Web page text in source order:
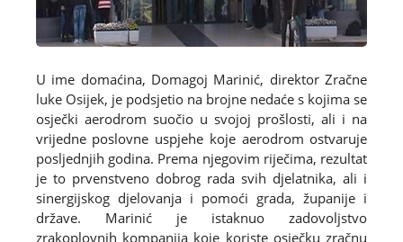
U ime domaćina, Domagoj Marinić, direktor Zračne
luke Osijek, je podsjetio na brojne nedaće s kojima se
osječki aerodrom suočio u svojoj prošlosti, ali i na
vrijedne poslovne uspjehe koje aerodrom ostvaruje
posljednjih godina. Prema njegovim riječima, rezultat
je to prvenstveno dobrog rada svih djelatnika, ali i
sinergijskog djelovanja i pomoći grada, županije i
države. Marinić je istaknuo zadovoljstvo
zrakoplovnih kompanija koje koriste osječku zračnu